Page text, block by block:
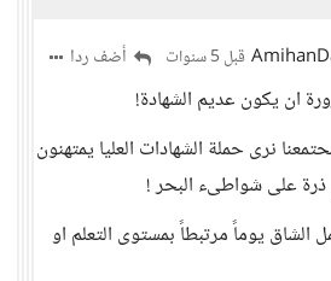
قبل 5 سنوات أضف ردا
ان يكون عديم الشهادة!
نرى حملة الشهادات العليا يمتهنون
ذرة على شواطىء البحر !
الشاق يوماً مرتبطاً بمستوى التعلم او